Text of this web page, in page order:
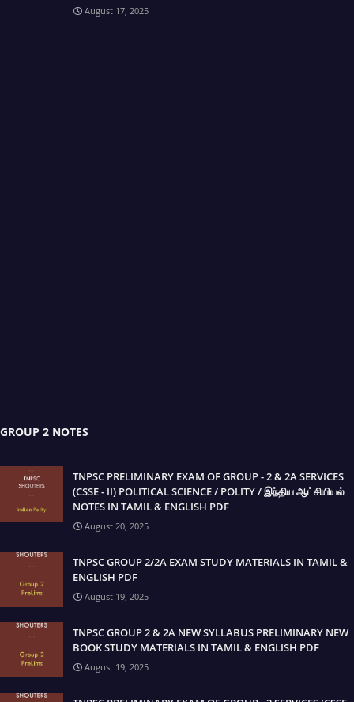
August 17, 2025
GROUP 2 NOTES
TNPSC PRELIMINARY EXAM OF GROUP - 2 & 2A SERVICES
(CSSE - II) POLITICAL SCIENCE / POLITY / இந்திய ஆட்சியியல்
NOTES IN TAMIL & ENGLISH PDF
August 20, 2025
TNPSC GROUP 2/2A EXAM STUDY MATERIALS IN TAMIL &
ENGLISH PDF
August 19, 2025
TNPSC GROUP 2 & 2A NEW SYLLABUS PRELIMINARY NEW
BOOK STUDY MATERIALS IN TAMIL & ENGLISH PDF
August 19, 2025